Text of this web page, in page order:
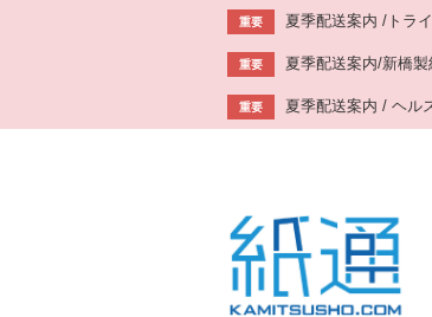
重要 夏季配送案内 /トラ
重要 夏季配送案内/新橋
重要 夏季配送案内 / ヘル